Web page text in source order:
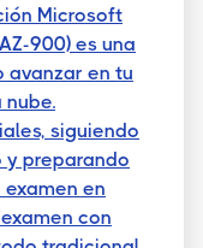
Microsoft
900) es una
avanzar en tu
siguiendo
y preparando
en
con